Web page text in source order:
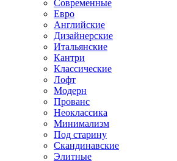
Современные
Евро
Английские
Дизайнерские
Итальянские
Кантри
Классические
Лофт
Модерн
Прованс
Неоклассика
Минимализм
Под старину
Скандинавские
Элитные